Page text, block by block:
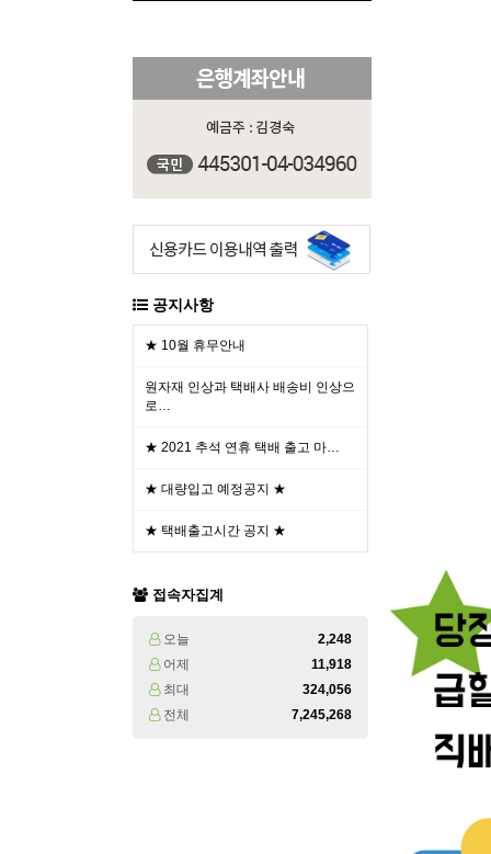
공지사항
★ 10월 휴무안내
원자재 인상과 택배사 배송비 인상으
로…
★ 2021 추석 연휴 택배 출고 마…
★ 대량입고 예정공지 ★
★ 택배출고시간 공지 ★
접속자집계
오늘
2,248
어제
11,918
최대
324,056
전체
7,245,268